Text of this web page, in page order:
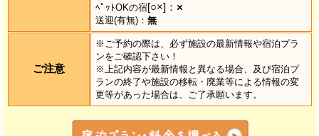
ﾍﾟｯﾄOKの宿[○×]： ×
送迎(有無)： 無
ご注意
※ご予約の際は、必ず施設の最新情報や宿泊プラ
ンをご確認下さい！
※上記内容が最新情報と異なる場合、及び宿泊プ
ランの終了や施設の移転・廃業等による情報の変
更等があった場合は、ご了承願います。